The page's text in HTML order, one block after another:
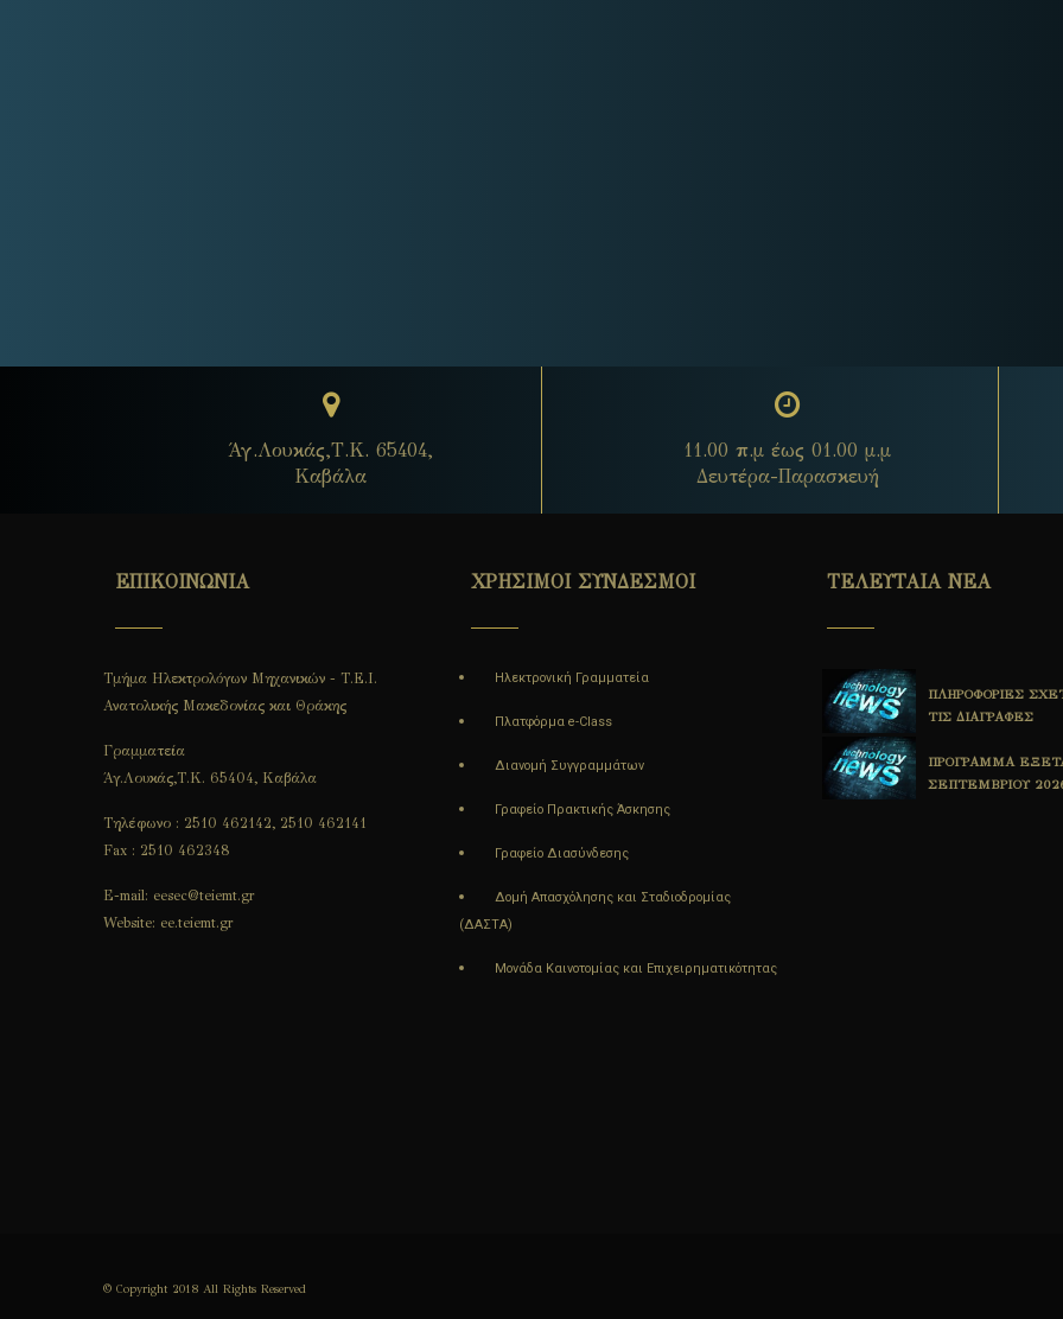
Άγ.Λουκάς,Τ.Κ. 65404,
Καβάλα
11.00 π.μ έως 01.00 μ.μ
Δευτέρα-Παρασκευή
ΕΠΙΚΟΙΝΩΝΙΑ
Τμήμα Ηλεκτρολόγων Μηχανικών - Τ.Ε.Ι.
Ανατολικής Μακεδονίας και Θράκης
Γραμματεία
Άγ.Λουκάς,Τ.Κ. 65404, Καβάλα
Τηλέφωνο : 2510 462142, 2510 462141
Fax : 2510 462348
E-mail: eesec@teiemt.gr
Website: ee.teiemt.gr
ΧΡΗΣΙΜΟΙ ΣΥΝΔΕΣΜΟΙ
Ηλεκτρονική Γραμματεία
Πλατφόρμα e-Class
Διανομή Συγγραμμάτων
Γραφείο Πρακτικής Άσκησης
Γραφείο Διασύνδεσης
Δομή Απασχόλησης και Σταδιοδρομίας
(ΔΑΣΤΑ)
Μονάδα Καινοτομίας και Επιχειρηματικότητας
ΤΕΛΕΥΤΑΙΑ ΝΕΑ
ΙΟΥΝΙΟΥ 2026
1η ΑΝΑΚΟΙΝΩΣΗ
ΦΥΣΙΚΗΣ ΠΠΣ
ΜΗΧΑΝΙΚΩΝ Τ.Ε.
ΠΛΗΡΟΦΟΡΙΕΣ
ΤΙΣ ΔΙΑΓΡΑΦΕΣ
ΠΡΟΓΡΑΜΜΑ
ΣΕΠΤΕΜΒΡΙΟΥ
© Copyright 2018 All Rights Reserved